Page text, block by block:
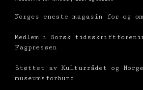
Norges eneste magasin for og om
Medlem i Norsk
Fagpressen
Støttet av Kulturrådet og
museumsforbund